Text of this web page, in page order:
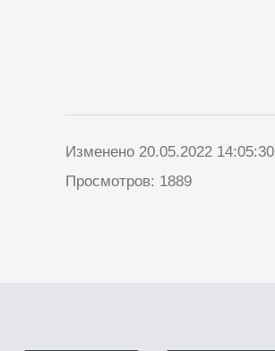
Изменено 20.05.2022 14:05:30
Просмотров: 1889